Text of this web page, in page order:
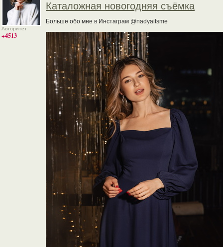
Авторитет
+4513
Каталожная новогодняя съёмка
Больше обо мне в Инстаграм @nadyaitsme